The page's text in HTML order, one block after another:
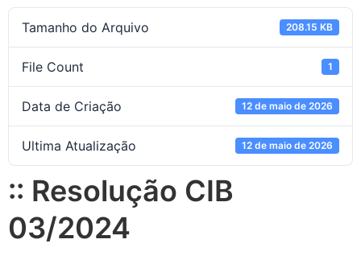
Tamanho do Arquivo 208.15 KB
File Count 1
Data de Criação 12 de maio de 2026
Ultima Atualização 12 de maio de 2026
:: Resolução CIB
03/2024